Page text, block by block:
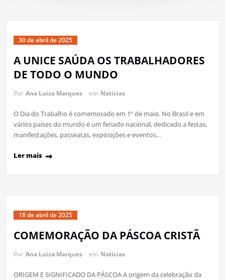
30 de abril de 2025
A UNICE SAÚDA OS TRABALHADORES
DE TODO O MUNDO
Por Ana Luiza Marques em Notícias
O Dia do Trabalho é comemorado em 1º de maio. No Brasil e em
vários países do mundo é um feriado nacional, dedicado a festas,
manifestações, passeatas, exposições e eventos…
Ler mais
18 de abril de 2025
COMEMORAÇÃO DA PÁSCOA CRISTÃ
Por Ana Luiza Marques em Notícias
ORIGEM E SIGNIFICADO DA PÁSCOA A origem da celebração da